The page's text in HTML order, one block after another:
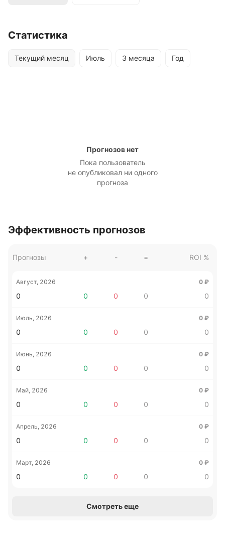
Статистика
Текущий месяц Июль 3 месяца Год
Прогнозов нет
Пока пользователь
не опубликовал ни одного
прогноза
Эффективность прогнозов
Прогнозы + - = ROI %
Август, 2026 0 ₽
0 0 0 0 0
Июль, 2026 0 ₽
0 0 0 0 0
Июнь, 2026 0 ₽
0 0 0 0 0
Май, 2026 0 ₽
0 0 0 0 0
Апрель, 2026 0 ₽
0 0 0 0 0
Март, 2026 0 ₽
0 0 0 0 0
Смотреть еще